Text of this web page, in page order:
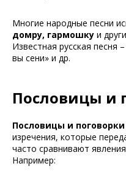
Многие народные песни
домру, гармошку и
Известная русская песня
вы сени» и др.
Пословицы и
Пословицы и поговорки
изречения, которые
часто сравнивают
Например: